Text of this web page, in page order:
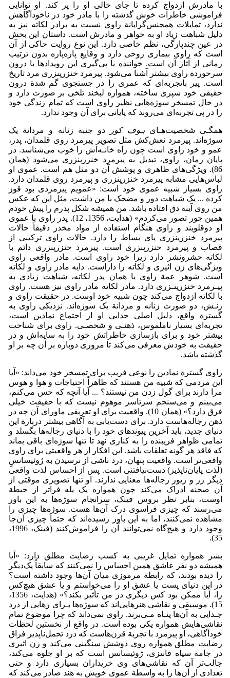
با مادرش ازدواج کرده تا جای خالی او را پر کند. او توانایی
فراموشی خاطرات خوش گذشته را با مادر خود در ناخودآگاهش
ندارد، تمایلات همجنس‌گرایانة راوی نسبت به برادر لکاته نیز به
دلیل شباهت زیاد او به خواهر و مادرش است. داستان این بخش
در عین چندپارگی، نظم خاصی دارد. این نوع روایت حاکی از آن
است که راوی بیماری روحی دارد و وقایع پاره‌پاره بدون ترتیب
زمانی از آثار آن است. خواننده با پی‌گیری این رویدادها با درون
سرخوردة راوی بیشتر آشنا می‌شود. پیرمرد خنزرپنزری مرد تاریخ
است. پیر باتجربه‌ای که عمری را در جستجوی گم شدة درون
حقیقی خود سپری ساخته، همواره لبخند تلخی بر صورت دارد و
در حال تمسخر سوژه‌هایی نظیر راوی است که تمام زندگی خود
را در پی تجربه‌ای می‌روند که پایانی برای آن وجود ندارد.
همگـی شخصیت‌هـایبـوف کور
دو جنبة زنانه و مردانة یک
سوژه‌اند. پیرمرد نعش‌کش مثل تصویر پیرمرد روی قلمدان، پدر،
عمو و خود راوی است چون راه خانـه‌اش را خوب می‌شناسد. در
پایان رمان، راوی، تبدیل به پیرمرد خنزرپنزری می‌شود (همان
86). ویژگی‌های ظاهری و پوشش آن دو مثل هم است. عموی او
لباس‌هایی مشابه پیرمرد خنزرپنزری و پیرمرد روی قلمدان دارد.
راوی بسیار شبیه عموی خود است: «عمویم پیرمردی بود قوز
کرده ... یک شباهت دور و مضحک با من داشت، مثل این که عکس
من روی آینة دق افتاده باشد. من همیشه شکل پدرم را پیش خودم
همین جور تصور می‌کردم» (هدایت، 1356، 12). پدر راوی با عموی
او دو‌قلویند و راوی هنگام استفاده از مواد مخدر دقیقاً حالات
پیرمرد خنزرپنزری پای بساط را دارد. حالات راوی ترکیبی از
قصاب و پیرمرد خنزرپنزری است. پیرمرد خنزرپنزری دائم با
لکاته حشرونشر دارد زیرا خود راوی است. مادر واقعی راوی
ویژگی‌های زن اثیری و لکاته را داراست. دایه مادر راوی و لکاته
است. شوهر عمة راوی یا همان پدر لکاته، شباهت زیادی به
پیـرمرد خنزر‌پنـزری دارد. مادر لکاته مادر راوی نیز هست. راوی
با لکاته ازدواج می‌کند چون شبیه خود اوست. در حقیقت راوی و
زنـش، دو صورت زنانه و مردانة یک سوژه‌اند. نزدیکی راوی به
گسترة واقع، دلیل اصلی جدایی او از اجتماع نمادین است،
تجربه‌ای بسیار ناملموس، ذهنـی و شخصـی. راوی برای شناخت
بیشتر خود و برای بازسازی خاطراتش خود را به سایه‌اش و در
حقیقت به خودش معرفی می‌کند تا مروری دوباره بر آن چه بر او
گذشته باشد.
راوی گسترة نمادین را نوعی فریب برای تمسخر خود می‌داند: «آیا
این مردمی که شبیه من هستند که ظاهراً احتیاجات و هوا و هوس
مرا دارند برای گول زدن من نیستند؟ ... آیا آنچه که حس می‌کنم،
می‌بینم و می‌سنجم سرتاسر موهوم نیست که با حقیقت خیلی
فرق دارد؟» (همان 10). واقعیت برای او تعریفی ماورای آن چه در
ذهن رجاله‌هاست دارد. برای دست‌یابی به آگاهی بیشتر دربارة این
دنیای جدید، باید آخرین پیوندهای خود را با دنیای رجاله‌ها بگسلد و
تمامی ظواهر فریبنده را به کناری نهد تا تنها سوژه‌ای باقی بماند
که فاقد هر گونه تعلقات باشد. این افکار از هر واقعیتی برای راوی
واقعی‌تر است. واقعیت پنهان، درد ناشی از نرسیدن به ژوئیسانسِِِ
(لذت پایان‌ناپذیر) دست‌نیافتنی است. پس از احساس لذت واقعی
دیگر زر و زیور رجاله‌ها معنایی ندارند. او تنها تصویری موقتی از
آن صحنه ادراک می‌کند چون همواره یک پله فراتر از حیطة
اوست، بنابر نظر بروس فینک، سرانجام سوژه‌ها به این باور
می‌رسند که چیزی فراسوی درک آن‌ها هست. سوژه‌ها چیزی را
مشاهده نمی‌کنند، اما به این باور رسیده‌اند که حتماً چیزی آن‌جا
وجود دارد و هیچ‌گاه نمی‌توانند آن را فراموش‌کنند (فینک، 1996،
35).
بشر همواره تمایل غریبی به کسب رضایت مطلق دارد: «آیا
همیشه دو نفر عاشق همین احساس را نمی‌کنند که سابقاً یک‌دیگر
را دیده بودند، که رابطة مرموزی میان آن‌ها وجود داشته است؟
در این دنیای پست یا عشق او را می‌خواستم و یا عشق هیچ‌کس
را، آیا ممکن بود کس دیگری در من تأثیر بکند؟» (هدایت، 1356،
15). موسیقی و نقاشی هنرهایی‌اند که سوژه‌ها بـرای رهایی از درد
جـدایی به آن‌ها پنـاه مـی‌برند. راوی نمی‌داند که چرا موضوع تمام
نقاشی‌هایش همواره یکی بوده است. در واقع از نخستین لحظات
خودآگاهی، او پیرمرد با تجربة قرن‌هاست که درد تحمل‌ناپذیر فراق
رضایت مطلق همواره روی دوشش سنگینی می‌کند و زن اثیری
در جامة سیاه فانتزی، ژوئیسانس است که بر او جلوه می‌کند،
جالب‌تر آن که نقاشی‌های وی خریداران بسیاری دارد و حتی
تعدادی از آن‌ها را به واسطة عموی خویش به هند صادر می‌کند که